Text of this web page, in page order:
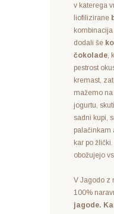
v katerega
liofilizirane
dodali še
čokolade,
pestrost
kremast,
mažemo
jogurtu,
sadni kupi,
palačinkam
kar po
obožujejo
V Jagodo z
100%
jagode.